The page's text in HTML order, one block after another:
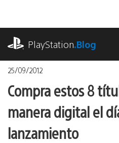
contenido
PlayStation.Blog
25/09/2012
Compra estos 8
manera digital el
lanzamiento